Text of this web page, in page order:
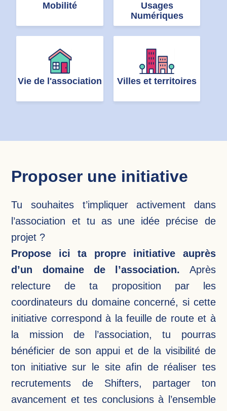
Mobilité
Usages
Numériques
Vie de l'association Villes et territoires
Proposer une initiative
Tu souhaites t’impliquer activement dans
l’association et tu as une idée précise de
projet ?
Propose ici ta propre initiative auprès
d’un domaine de l’association.
Après
relecture de ta proposition par les
coordinateurs du domaine concerné, si cette
initiative correspond à la feuille de route et à
la mission de l’association, tu pourras
bénéficier de son appui et de la visibilité de
ton initiative sur le site afin de réaliser tes
recrutements de Shifters, partager ton
avancement et tes conclusions à l’ensemble